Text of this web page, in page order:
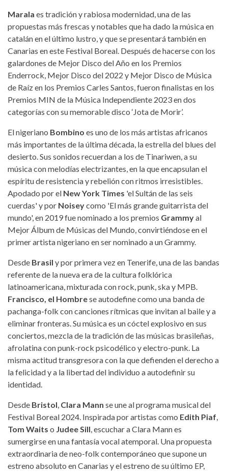
Marala es tradición y rabiosa modernidad, una de las
propuestas más frescas y notables que ha dado la música en
catalán en el último lustro, y que se presentará también en
Canarias en este Festival Boreal. Después de hacerse con los
galardones de Mejor Disco del Año en los Premios
Enderrock, Mejor Disco del 2022 y Mejor Disco de Música
de Raíz en los Premios Carles Santos, fueron finalistas en los
Premios MIN de la Música Independiente 2023 en dos
categorías con su memorable disco ‘Jota de Morir’.
El nigeriano Bombino es uno de los más artistas africanos
más importantes de la última década, la estrella del blues del
desierto. Sus sonidos recuerdan a los de Tinariwen, a su
música con melodías electrizantes, en la que encapsulan el
espíritu de resistencia y rebelión con ritmos irresistibles.
Apodado por el New York Times 'el Sultán de las seis
cuerdas' y por Noiseycomo 'El más grande guitarrista del
mundo', en 2019 fue nominado a los premios Grammyal
Mejor Álbum de Músicas del Mundo, convirtiéndose en el
primer artista nigeriano en ser nominado a un Grammy.
Desde Brasil y por primera vez en Tenerife, una de las bandas
referente de la nueva era de la cultura folklórica
latinoamericana, mixturada con rock, punk, ska y MPB.
Francisco, el Hombrese autodefine como una banda de
pachanga-folk con canciones rítmicas que invitan al baile y a
eliminar fronteras. Su música es un cóctel explosivo en sus
conciertos, mezcla de la tradición de las músicas brasileñas,
afrolatina con punk-rock psicodélico y electro-punk. La
misma actitud transgresora con la que defienden el derecho a
la felicidad y a la libertad del individuo a autodefinir su
identidad.
Desde Bristol, Clara Mann se une al programa musical del
Festival Boreal 2024. Inspirada por artistas como Edith Piaf,
Tom Waits o Judee Sill, escuchar a Clara Mann es
sumergirse en una fantasía vocal atemporal. Una propuesta
extraordinaria de neo-folk contemporáneo que supone un
estreno absoluto en Canarias y el estreno de su último EP,